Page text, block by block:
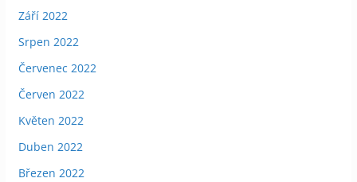
Září 2022
Srpen 2022
Červenec 2022
Červen 2022
Květen 2022
Duben 2022
Březen 2022